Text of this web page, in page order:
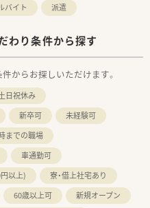
バイト 派遣
わり条件から探す
からお探しいただけます。
日祝休み
新卒可
未経験可
までの職場
車通勤可
以上)
寮・借上社宅あり
60歳以上可
新規オープン